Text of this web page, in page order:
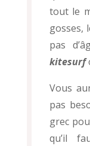
tout le
gosses,
pas
kitesurf
Vous
pas
grec
qu’il